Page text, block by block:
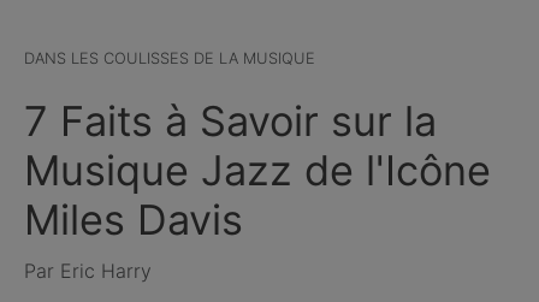
DANS LES COULISSES DE LA MUSIQUE
7 Faits à Savoir sur la
Musique Jazz de l'Icône
Miles Davis
Par Eric Harry